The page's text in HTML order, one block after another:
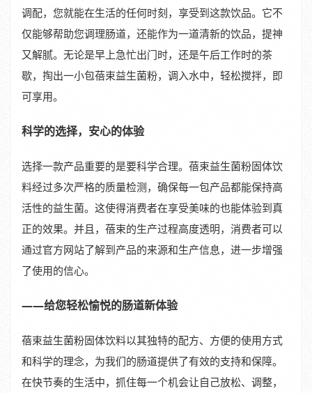
调配，您就能在生活的任何时刻，享受到这款饮品。它不
仅能够帮助您调理肠道，还能作为一道清新的饮品，提神
又解腻。无论是早上急忙出门时，还是午后工作时的茶
歇，掏出一小包蓓束益生菌粉，调入水中，轻松搅拌，即
可享用。
科学的选择，安心的体验
选择一款产品重要的是要科学合理。蓓束益生菌粉固体饮
料经过多次严格的质量检测，确保每一包产品都能保持高
活性的益生菌。这使得消费者在享受美味的也能体验到真
正的效果。并且，蓓束的生产过程高度透明，消费者可以
通过官方网站了解到产品的来源和生产信息，进一步增强
了使用的信心。
——给您轻松愉悦的肠道新体验
蓓束益生菌粉固体饮料以其独特的配方、方便的使用方式
和科学的理念，为我们的肠道提供了有效的支持和保障。
在快节奏的生活中，抓住每一个机会让自己放松、调整，